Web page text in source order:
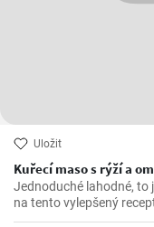
Uložit
Kuřecí maso s rýží a
Jednoduché lahodné, to
na tento vylepšený